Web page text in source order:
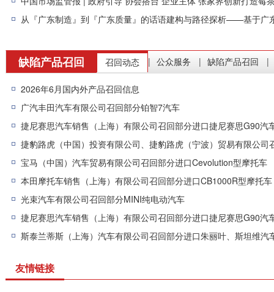
缺陷产品召回 召回动态 | 公众服务 | 缺陷产品召回 |
2026年6月国内外产品召回信息
广汽丰田汽车有限公司召回部分铂智7汽车
捷尼赛思汽车销售（上海）有限公司召回部分进口捷尼赛思G90汽
宝马（中国）汽车贸易有限公司召回部分进口Cevolution型摩托车
本田摩托车销售（上海）有限公司召回部分进口CB1000R型摩托车
光束汽车有限公司召回部分MINI纯电动汽车
捷尼赛思汽车销售（上海）有限公司召回部分进口捷尼赛思G90汽
斯泰兰蒂斯（上海）汽车有限公司召回部分进口朱丽叶、斯坦维汽
友情链接